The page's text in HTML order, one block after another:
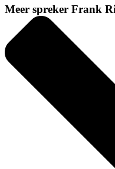
Meer spreker Frank